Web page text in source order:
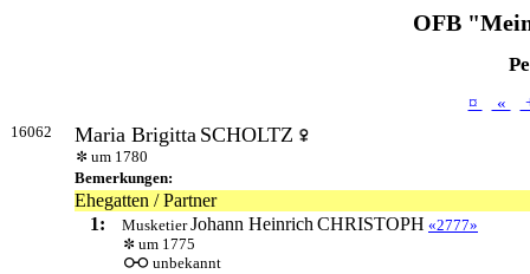
OFB
¤ «
16062 Maria Brigitta SCHOLTZ
um 1780
Bemerkungen:
Ehegatten / Partner
1:
MusketierJohann Heinrich CHRISTOPH «2777»
um 1775
unbekannt